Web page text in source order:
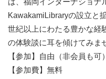
は、福岡インターナショナ
KawakamiLibraryの設立と
世紀以上にわたる豊かな経
の体験談に耳を傾けてみま
【参加】自由（非会員も
【参加費】無料